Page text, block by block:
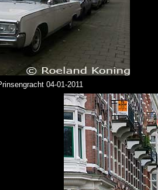
04-01-2011